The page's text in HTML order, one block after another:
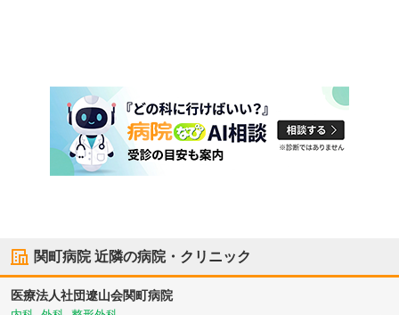
関町病院近隣の病院・クリニック
医療法人社団遼山会関町病院